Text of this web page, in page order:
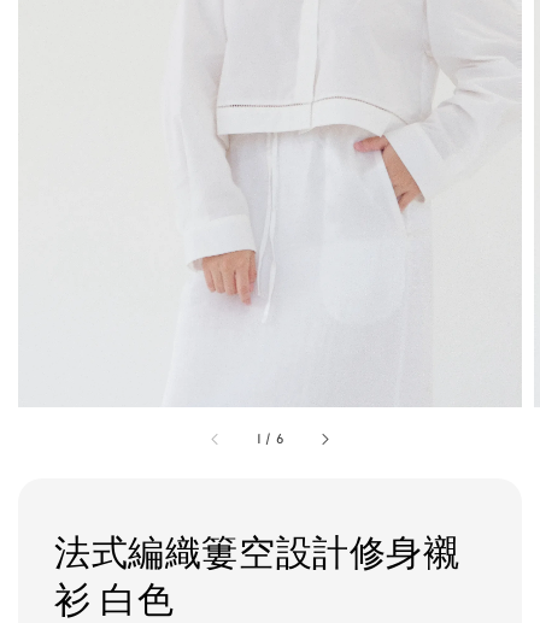
1 / 6
法式編織簍空設計修身襯
衫 白色